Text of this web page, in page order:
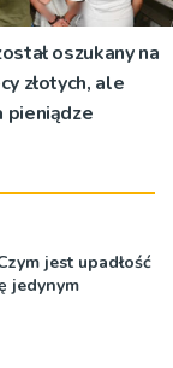
oszukany na
złotych, ale
pieniądze
jest upadłość
jedynym